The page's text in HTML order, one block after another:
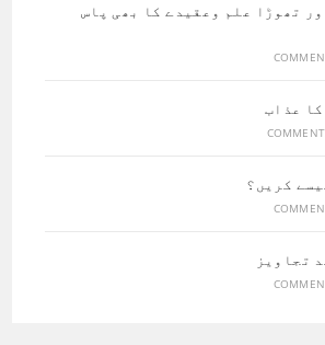
تھوڑا علم وعقیدے کا بھی پاس
عذاب
کریں؟
تجاویز